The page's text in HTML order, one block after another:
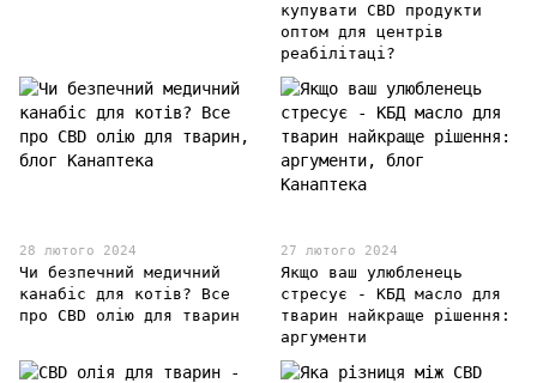
купувати СBD продукти
оптом для центрів
реабілітаці?
28 лютого 2024
Чи безпечний медичний
канабіс для котів? Все
про CBD олію для тварин
27 лютого 2024
Якщо ваш улюбленець
стресує - КБД масло для
тварин найкраще рішення:
аргументи